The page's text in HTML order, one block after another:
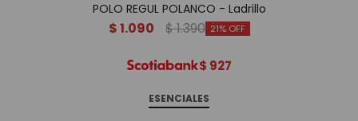
POLO REGUL POLANCO - Ladrillo
$1.090 $1.390 21
$ 927
ESENCIALES